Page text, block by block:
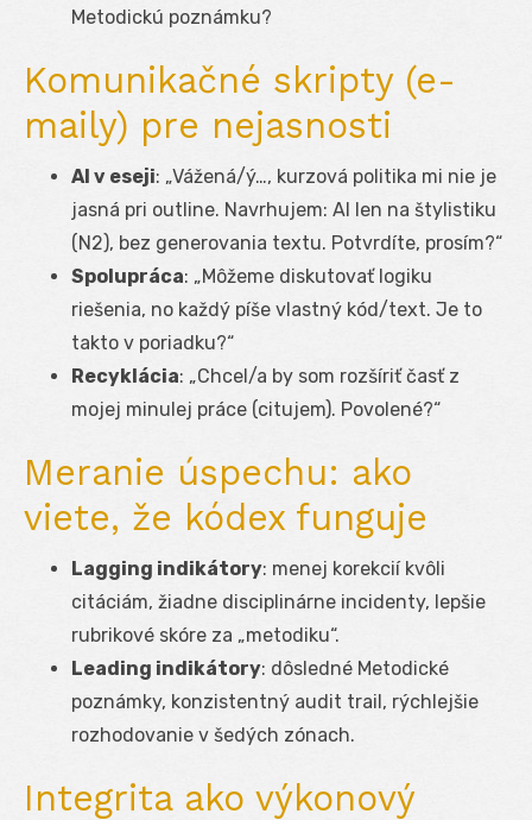
Metodickú poznámku?
Komunikačné skripty (e-
maily) pre nejasnosti
AI v eseji: „Vážená/ý…, kurzová politika mi nie je
jasná pri outline. Navrhujem: AI len na štylistiku
(N2), bez generovania textu. Potvrdíte, prosím?“
Spolupráca: „Môžeme diskutovať logiku
riešenia, no každý píše vlastný kód/text. Je to
takto v poriadku?“
Recyklácia: „Chcel/a by som rozšíriť časť z
mojej minulej práce (citujem). Povolené?“
Meranie úspechu: ako
viete, že kódex funguje
Lagging indikátory: menej korekcií kvôli
citáciám, žiadne disciplinárne incidenty, lepšie
rubrikové skóre za „metodiku“.
Leading indikátory: dôsledné Metodické
poznámky, konzistentný audit trail, rýchlejšie
rozhodovanie v šedých zónach.
Integrita ako výkonový